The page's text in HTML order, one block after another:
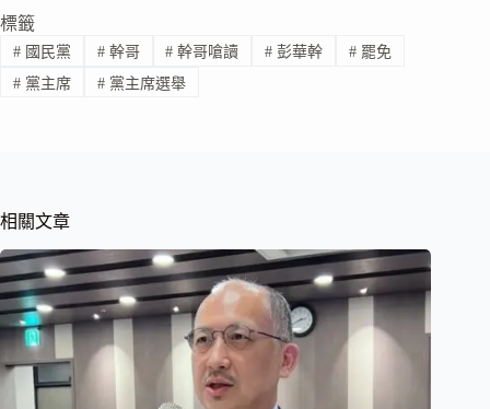
標籤
#國民黨 #幹哥 # 幹哥嗆讀 # 彭華幹 # 罷免
#黨主席 #黨主席選舉
相關文章